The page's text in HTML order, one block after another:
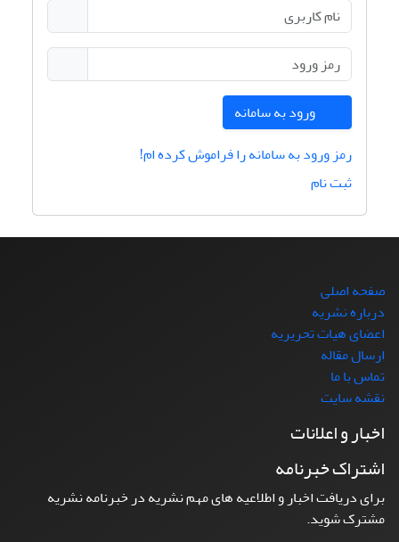
ورود به سامانه
رمز ورود به سامانه را فراموش کرده ام!
ثبت نام
صفحه اصلی
درباره نشریه
اعضای هیات تحریریه
ارسال مقاله
تماس با ما
نقشه سایت
اخبار و اعلانات
اشتراک خبرنامه
برای دریافت اخبار و اطلاعیه های مهم نشریه در خبرنامه نشریه
مشترک شوید.